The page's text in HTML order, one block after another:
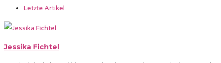
Letzte Artikel
Jessika Fichtel